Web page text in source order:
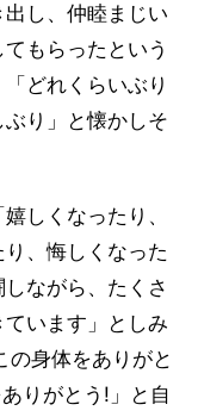
し、仲睦まじい
もらったという
どれくらいぶり
り」と懐かしそ
しくなったり、
、悔しくなった
ながら、たくさ
います」としみ
の身体をありがと
りがとう!」と自